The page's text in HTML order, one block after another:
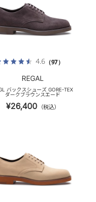
4.6（97）
REGAL
バックスシューズ GORE-TEX
ダークブラウンスエード
¥26,400 （税込）